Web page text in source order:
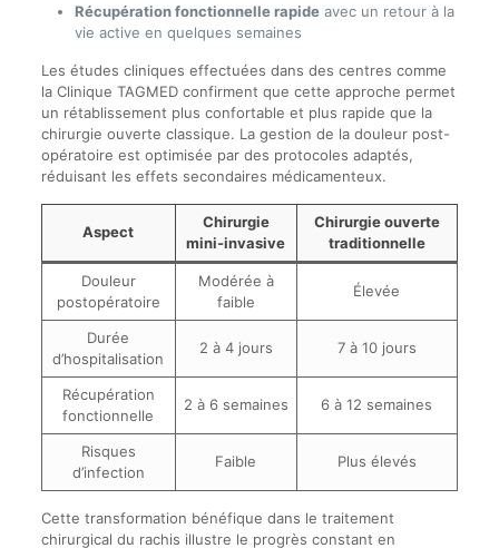
Récupération fonctionnelle rapideavec un retour à la
vie active en quelques semaines
Les études cliniques effectuées dans des centres comme
la Clinique TAGMED confirment que cette approche permet
un rétablissement plus confortable et plus rapide que la
chirurgie ouverte classique. La gestion de la douleur post-
opératoire est optimisée par des protocoles adaptés,
réduisant les effets secondaires médicamenteux.
Aspect
Chirurgie
mini-invasive
Chirurgie ouverte
traditionnelle
Douleur
postopératoire
Modérée à
faible
Élevée
Durée
d’hospitalisation
2 à 4 jours 7 à 10 jours
Récupération
fonctionnelle
2 à 6 semaines 6 à 12 semaines
Risques
d’infection
Faible Plus élevés
Cette transformation bénéfique dans le traitement
chirurgical du rachis illustre le progrès constant en